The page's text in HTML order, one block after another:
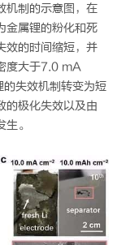
机制的示意图，在
金属锂的粉化和死
效的时间缩短，并
度大于7.0 mA
失效机制转变为短
的极化失效以及由
。